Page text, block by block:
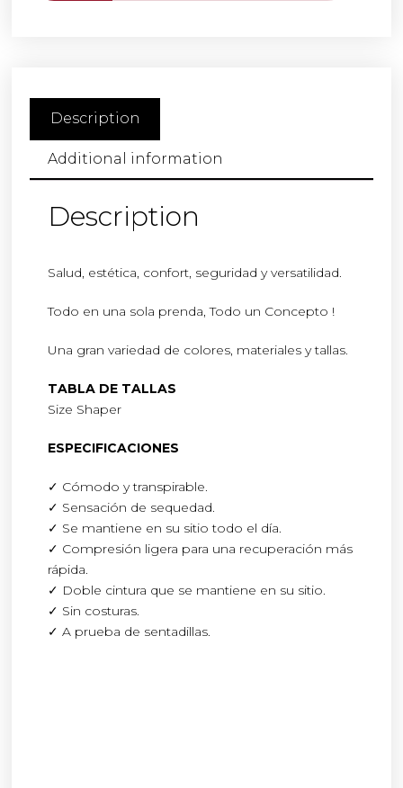
Description
Additional information
Description
Salud, estética, confort, seguridad y versatilidad.
Todo en una sola prenda, Todo un Concepto !
Una gran variedad de colores, materiales y tallas.
TABLA DE TALLAS
Size Shaper
ESPECIFICACIONES
✓ Cómodo y transpirable.
✓ Sensación de sequedad.
✓ Se mantiene en su sitio todo el día.
✓ Compresión ligera para una recuperación más
rápida.
✓ Doble cintura que se mantiene en su sitio.
✓ Sin costuras.
✓ A prueba de sentadillas.